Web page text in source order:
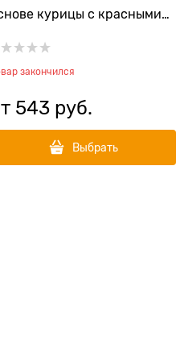
курицы с красными
закончился
543 руб.
Выбрать